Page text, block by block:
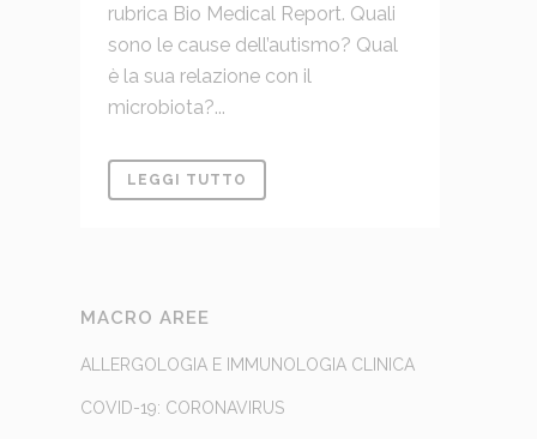
rubrica Bio Medical Report. Quali
sono le cause dell’autismo? Qual
è la sua relazione con il
microbiota?...
LEGGI TUTTO
MACRO AREE
ALLERGOLOGIA E IMMUNOLOGIA CLINICA
COVID-19: CORONAVIRUS